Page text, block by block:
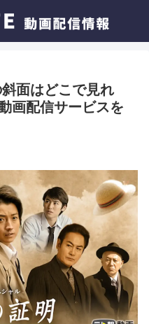
面はどこで見れ
画配信サービスを